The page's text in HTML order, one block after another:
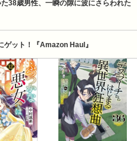
38歳男性、一瞬の隙に波にさらわれた
ゲット！『Amazon Haul』